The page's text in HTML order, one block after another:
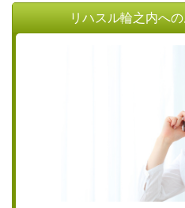
リハスル輪之内へ